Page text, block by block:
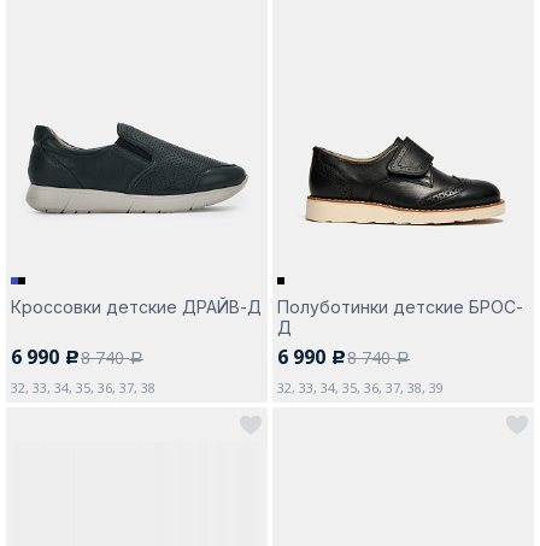
Кроссовки детские ДРАЙВ-Д
6 990 c8 740a
32, 33, 34, 35, 36, 37, 38
Полуботинки детские БРОС-
Д
6 990 c8 740a
32, 33, 34, 35, 36, 37, 38, 39